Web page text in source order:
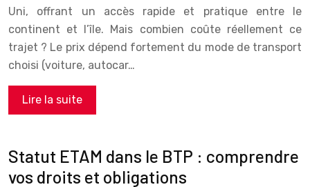
Uni, offrant un accès rapide et pratique entre le
continent et l’île. Mais combien coûte réellement ce
trajet ? Le prix dépend fortement du mode de transport
choisi (voiture, autocar…
Lire la suite
Statut ETAM dans le BTP : comprendre
vos droits et obligations